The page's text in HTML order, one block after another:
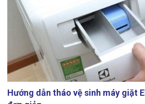
Hướng dẫn tháo vệ sinh máy giặt